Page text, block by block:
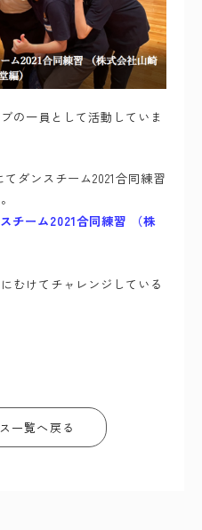
の一員として活動していま
ダンスチーム2021合同練習
チーム2021合同練習 （株
むけてチャレンジしている
一覧へ戻る